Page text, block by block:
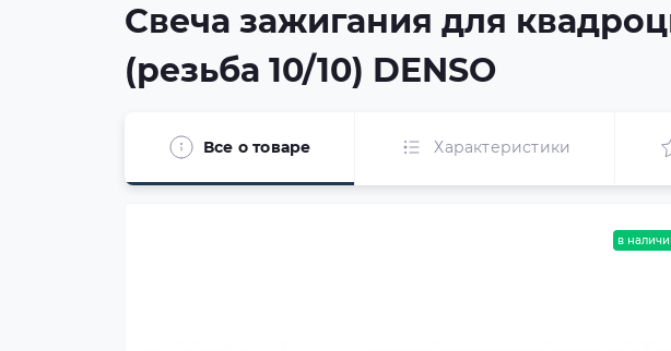
Свеча зажигания для
(резьба 10/10) DENSO
Все о товаре Характеристики
в